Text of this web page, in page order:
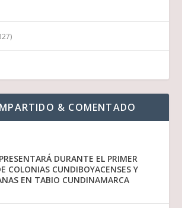
& COMENTADO
DURANTE EL PRIMER
COLONIAS CUNDIBOYACENSES Y
EN TABIO CUNDINAMARCA